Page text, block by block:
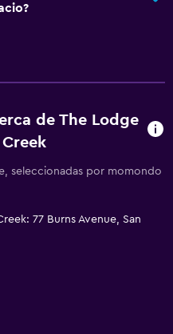
de The Lodge
seleccionadas por momondo
77 Burns Avenue, San